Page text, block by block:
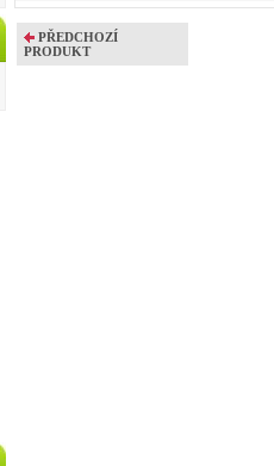
PŘEDCHOZÍ
PRODUKT